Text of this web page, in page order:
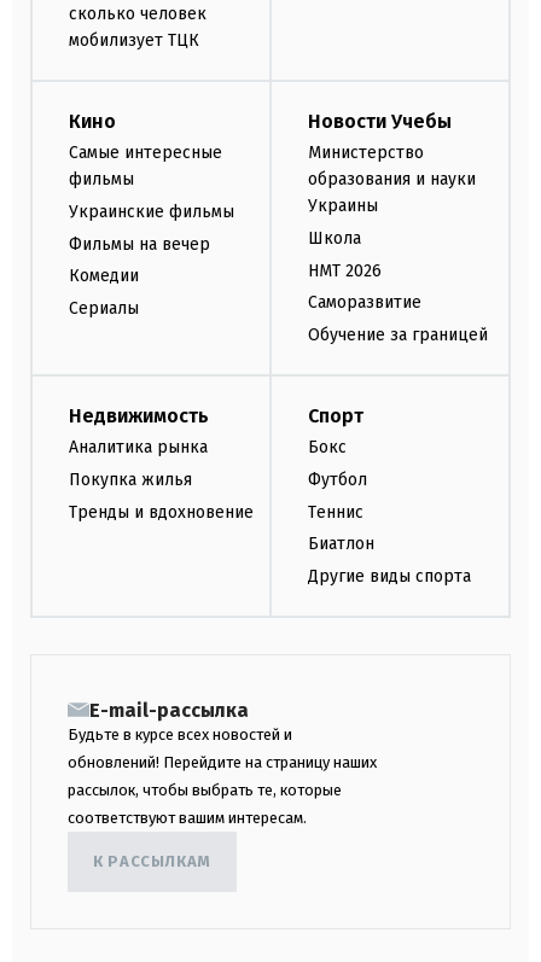
сколько человек
мобилизует ТЦК
Кино
Самые интересные
фильмы
Украинские фильмы
Фильмы на вечер
Комедии
Сериалы
Новости Учебы
Министерство
образования и науки
Украины
Школа
НМТ 2026
Саморазвитие
Обучение за границей
Недвижимость
Аналитика рынка
Покупка жилья
Тренды и вдохновение
Спорт
Бокс
Футбол
Теннис
Биатлон
Другие виды спорта
E-mail-рассылка
Будьте в курсе всех новостей и
обновлений! Перейдите на страницу наших
рассылок, чтобы выбрать те, которые
соответствуют вашим интересам.
К РАССЫЛКАМ